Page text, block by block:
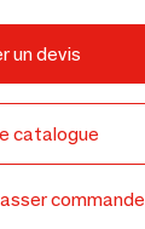
un devis
catalogue
commande